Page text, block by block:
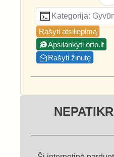
Kategorija:
Rašyti atsiliepimą
Apsilankyti orto.lt
Rašyti žinutę